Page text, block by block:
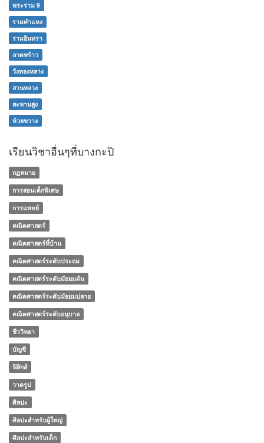
พระราม 9
รามคำแหง
รามอินทรา
ลาดพร้าว
วังทองหลาง
สวนหลวง
สะพานสูง
ห้วยขวาง
เรียนวิชาอื่นๆที่บางกะปิ
กฏหมาย
การสอนเด็กพิเศษ
การแพทย์
คณิตศาสตร์
คณิตศาสตร์ที่บ้าน
คณิตศาสตร์ระดับประถม
คณิตศาสตร์ระดับมัธยมต้น
คณิตศาสตร์ระดับมัธยมปลาย
คณิตศาสตร์ระดับอนุบาล
ชีววิทยา
บัญชี
ฟิสิกส์
วาดรูป
ศิลปะ
ศิลปะสำหรับผู้ใหญ่
ศิลปะสำหรับเด็ก